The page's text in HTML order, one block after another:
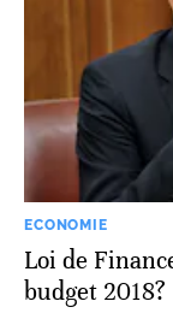
ECONOMIE
Loi de
budget 2018?